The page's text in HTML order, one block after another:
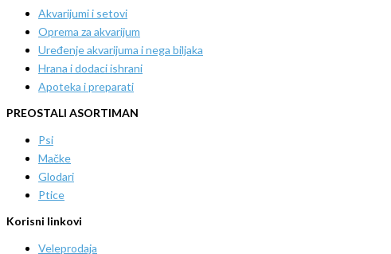
Akvarijumi i setovi
Oprema za akvarijum
Uređenje akvarijuma i nega biljaka
Hrana i dodaci ishrani
Apoteka i preparati
PREOSTALI ASORTIMAN
Psi
Mačke
Glodari
Ptice
Korisni linkovi
Veleprodaja